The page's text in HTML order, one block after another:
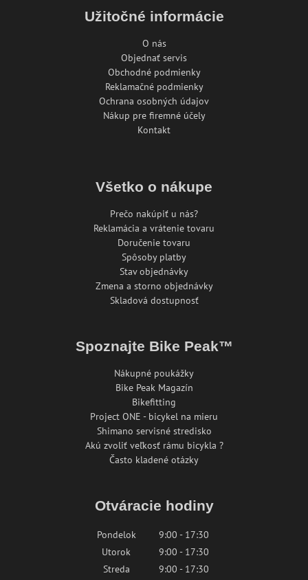
Užitočné informácie
O nás
Objednať servis
Obchodné podmienky
Reklamačné podmienky
Ochrana osobných údajov
Nákup pre firemné účely
Kontakt
Všetko o nákupe
Prečo nakúpiť u nás?
Reklamácia a vrátenie tovaru
Doručenie tovaru
Spôsoby platby
Stav objednávky
Zmena a storno objednávky
Skladová dostupnosť
Spoznajte Bike Peak™
Nákupné poukážky
Bike Peak Magazín
Bikefitting
Project ONE - bicykel na mieru
Shimano servisné stredisko
Akú zvoliť veľkosť rámu bicykla ?
Často kladené otázky
Otváracie hodiny
Pondelok
9:00 - 17:30
Utorok
9:00 - 17:30
Streda
9:00 - 17:30